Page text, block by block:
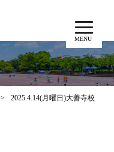
MENU
2025.4.14(月曜日)大善寺校